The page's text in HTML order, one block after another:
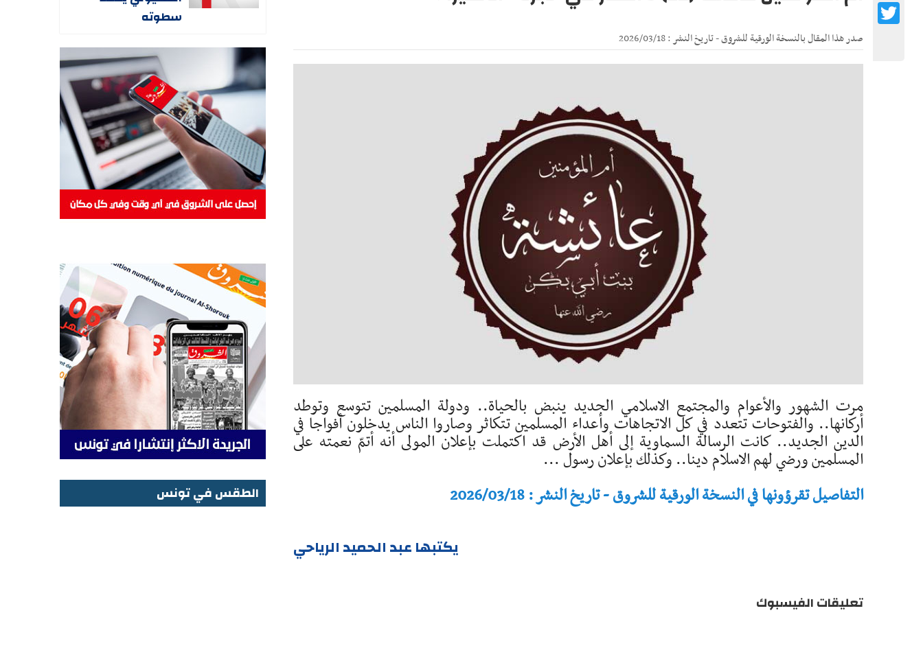
صدر هذا المقال بالنسخة الورقية للشروق - تاريخ النشر : 2026/03/18
مرت الشهور والأعوام والمجتمع الاسلامي الجديد ينبض بالحياة.. ودولة المسلمين تتوسع وتوطد
أركانها.. والفتوحات تتعدد في كل الاتجاهات وأعداء المسلمين تتكاثر وصاروا الناس يدخلون أفواجا في
الدين الجديد.. كانت الرسالة السماوية إلى أهل الأرض قد اكتملت بإعلان المولى أنه أتمّ نعمته على
المسلمين ورضي لهم الاسلام دينا.. وكذلك بإعلان رسول ...
التفاصيل تقرؤونها في النسخة الورقية للشروق - تاريخ النشر : 2026/03/18
يكتبها عبد الحميد الرياحي
Twitter
تعليقات الفيسبوك
سطوته
الطقس في تونس